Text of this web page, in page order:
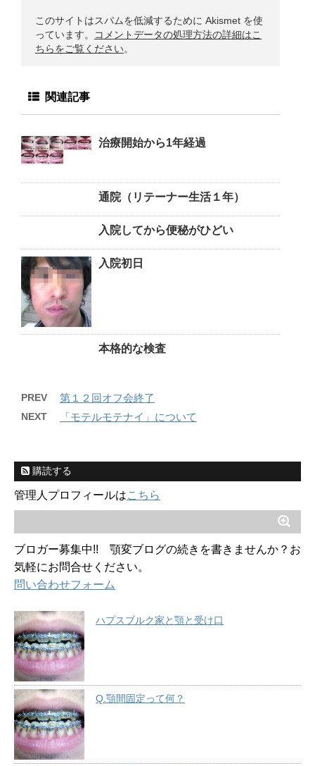
このサイトはスパムを低減するために Akismet を使
っています。
コメントデータの処理方法の詳細はこ
ちらをご覧ください。
関連記事
治療開始から1年経過
通院（リテーナー生活１年）
入院してから便秘がひどい
入院初日
本格的な検査
PREV 第１２回オフ会終了
NEXT 「モテルモテナイ」について
購読する
管理人プロフィールはこちら
ブロガー募集中!! 顎変ブログの続きを書きませんか？お
気軽にお問合せください。
問い合わせフォーム
ハプスブルク家と顎と受け口
Q.顎間固定って何？